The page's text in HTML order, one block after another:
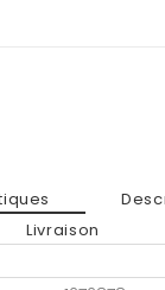
Livraison